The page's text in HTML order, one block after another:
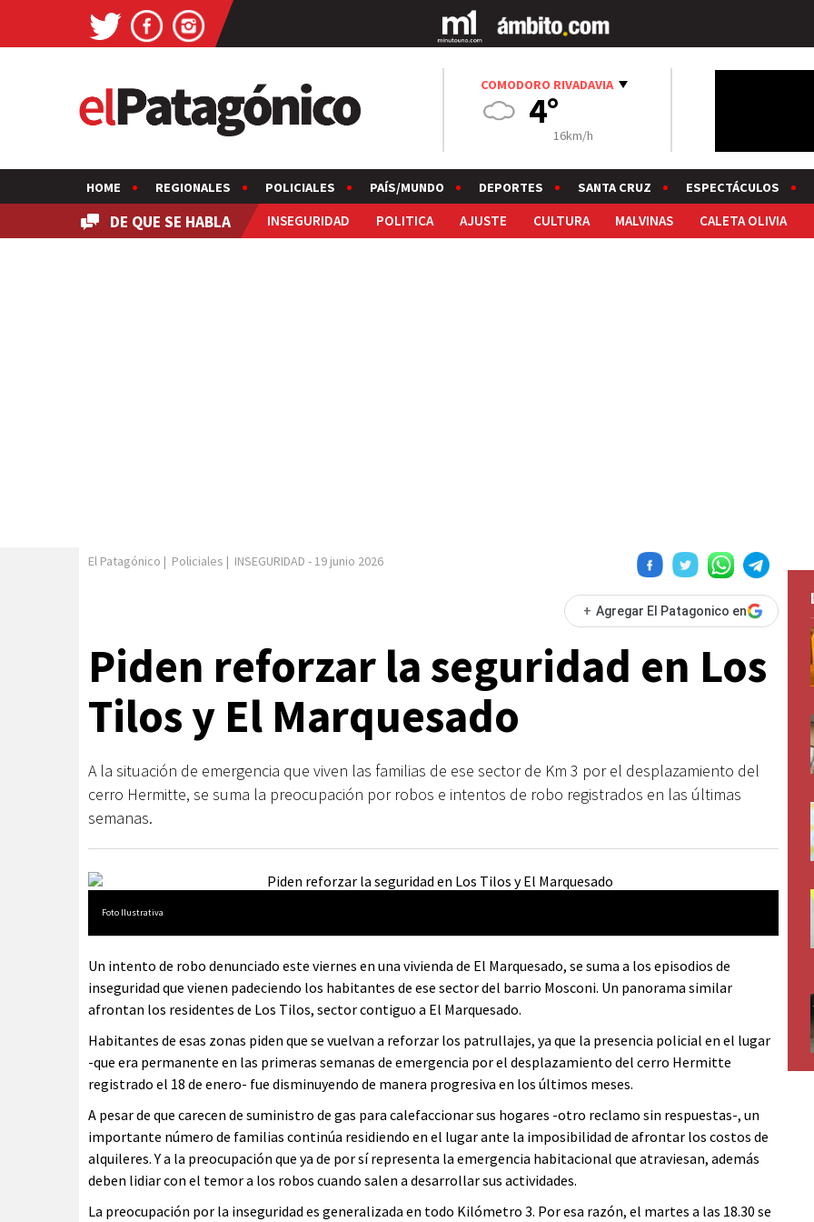
COMODORO RIVADAVIA
4°
16km/h
HOME REGIONALES POLICIALES PAÍS/MUNDO DEPORTES SANTA CRUZ ESPECTÁCULOS
DE QUE SE HABLA INSEGURIDAD POLITICA AJUSTE CULTURA MALVINAS CALETA OLIVIA
El Patagónico | Policiales | INSEGURIDAD - 19 junio 2026
+ Agregar El Patagonico en
Piden reforzar la seguridad en Los
Tilos y El Marquesado
A la situación de emergencia que viven las familias de ese sector de Km 3 por el desplazamiento del
cerro Hermitte, se suma la preocupación por robos e intentos de robo registrados en las últimas
semanas.
Foto Ilustrativa
Un intento de robo denunciado este viernes en una vivienda de El Marquesado, se suma a los episodios de
inseguridad que vienen padeciendo los habitantes de ese sector del barrio Mosconi. Un panorama similar
afrontan los residentes de Los Tilos, sector contiguo a El Marquesado.
Habitantes de esas zonas piden que se vuelvan a reforzar los patrullajes, ya que la presencia policial en el lugar
-que era permanente en las primeras semanas de emergencia por el desplazamiento del cerro Hermitte
registrado el 18 de enero- fue disminuyendo de manera progresiva en los últimos meses.
A pesar de que carecen de suministro de gas para calefaccionar sus hogares -otro reclamo sin respuestas-, un
importante número de familias continúa residiendo en el lugar ante la imposibilidad de afrontar los costos de
alquileres. Y a la preocupación que ya de por sí representa la emergencia habitacional que atraviesan, además
deben lidiar con el temor a los robos cuando salen a desarrollar sus actividades.
La preocupación por la inseguridad es generalizada en todo Kilómetro 3. Por esa razón, el martes a las 18.30 se